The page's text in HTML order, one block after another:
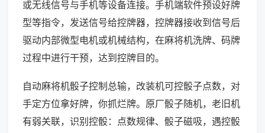
或无线信号与手机等设备连接。手机端软件预设好牌
型等指令，发送信号给控牌器，控牌器接收到信号后
驱动内部微型电机或机械结构，在麻将机洗牌、码牌
过程中进行干预，达到控牌目的。
自动麻将机骰子控制总输，改装机可控骰子点数，对
手定方位拿好牌，你抓烂牌。原厂骰子随机，老旧机
有弱关联，识别控骰：点数规律、骰子磁吸，遇控骰